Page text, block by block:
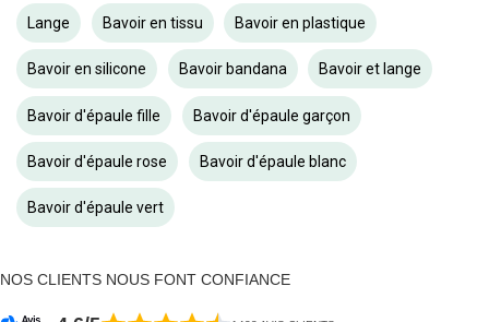
Lange Bavoir en tissu Bavoir en plastique
Bavoir en silicone Bavoir bandana Bavoir et lange
Bavoir d'épaule fille Bavoir d'épaule garçon
Bavoir d'épaule rose Bavoir d'épaule blanc
Bavoir d'épaule vert
NOS CLIENTS NOUS FONT CONFIANCE